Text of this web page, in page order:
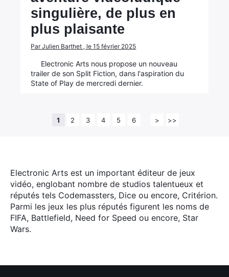
Electronic Arts est un important éditeur de jeux
vidéo, englobant nombre de studios talentueux et
réputés tels Codemassters, Dice ou encore, Critérion.
Parmi les jeux les plus réputés figurent les noms de
FIFA, Battlefield, Need for Speed ou encore, Star
Wars.
singulière, de plus en
plus plaisante
Par Julien Barthet , le 15 février 2025
Electronic Arts nous propose un nouveau
trailer de son Split Fiction, dans l'aspiration du
State of Play de mercredi dernier.
1 2 3 4 5 6 > >>